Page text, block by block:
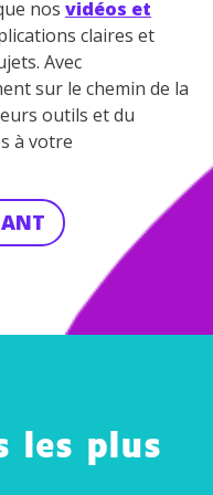
nos vidéos et
claires et
Avec
sur le chemin de la
outils et du
à votre
les plus
Roméo